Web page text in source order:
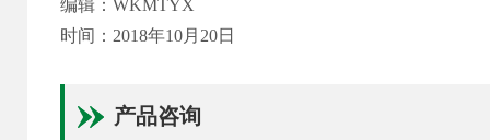
编辑：WKMTYX
时间：2018年10月20日
产品咨询